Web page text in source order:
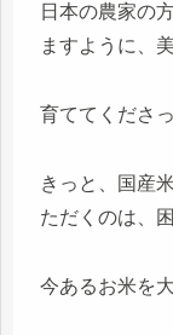
日本の農家の
ますように、
育ててくださ
きっと、国産
ただくのは、
今あるお米を